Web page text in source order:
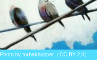
Photo by torbakhopper（CC BY 2.0）